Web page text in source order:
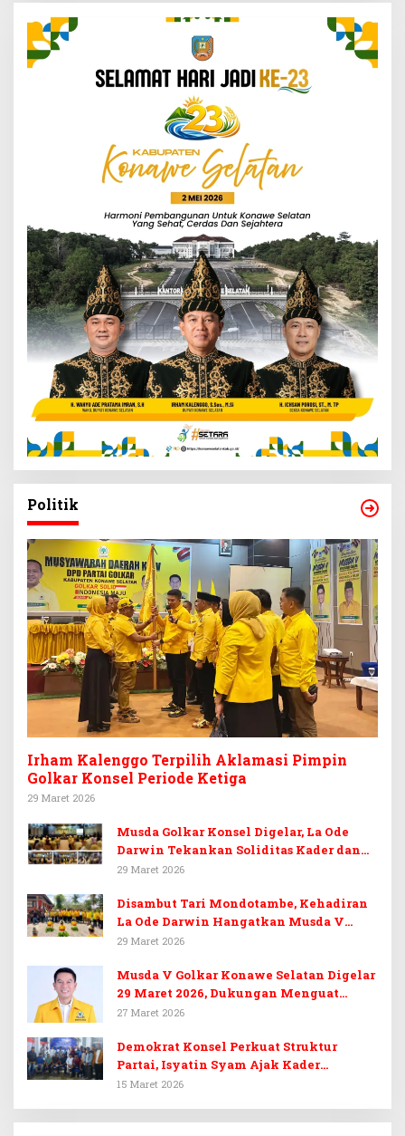
Politik
Irham Kalenggo Terpilih Aklamasi Pimpin
Golkar Konsel Periode Ketiga
29 Maret 2026
Musda Golkar Konsel Digelar, La Ode
Darwin Tekankan Soliditas Kader dan
Target 14 Kursi DPRD Konawe Selatan
29 Maret 2026
Disambut Tari Mondotambe, Kehadiran
La Ode Darwin Hangatkan Musda V
Golkar Konsel
29 Maret 2026
Musda V Golkar Konawe Selatan Digelar
29 Maret 2026, Dukungan Menguat
untuk Irham Kalenggo
27 Maret 2026
Demokrat Konsel Perkuat Struktur
Partai, Isyatin Syam Ajak Kader
Kembalikan Kejayaan
15 Maret 2026